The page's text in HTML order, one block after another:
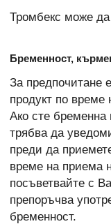
Тромбекс може
Бременност,
За предпочитане
продукт по време
Ако сте бременна
трябва да
преди да
време на приема
посъветвайте с
препоръчва
бременност.